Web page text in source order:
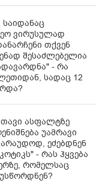
ვირუსულად
თქვენ
შესაძლებელია
- რა
სადაც 12
ასფალტზე
უამრავი
ეძებდნენ
- რას ჰყვება
რომელსაც